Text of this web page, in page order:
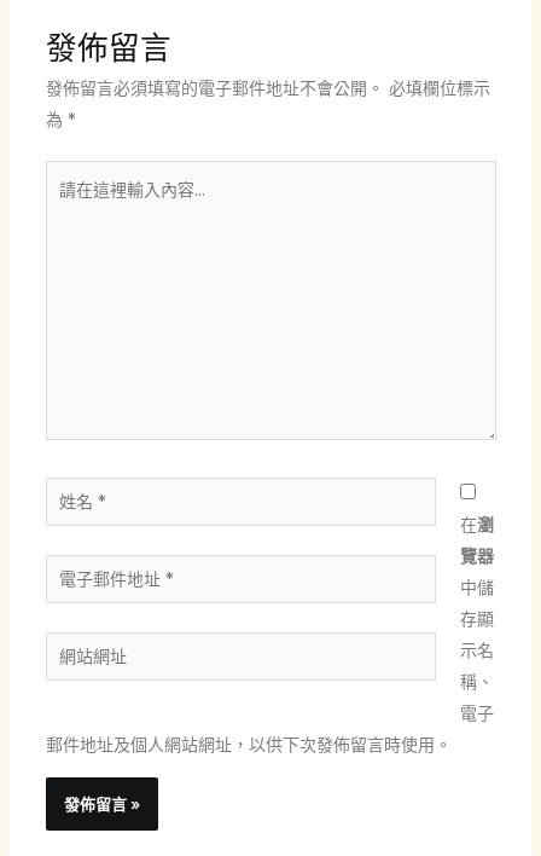
發佈留言
發佈留言必須填寫的電子郵件地址不會公開。 必填欄位標示
為 *
名
*
電
子
郵
件
*
站
址
在瀏
覽器
中儲
存顯
示名
稱、
電子
郵件地址及個人網站網址，以供下次發佈留言時使用。